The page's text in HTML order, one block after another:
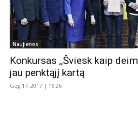
Naujienos
Konkursas ,,Šviesk kaip
jau penktąjį kartą
Geg 17, 2017 | 16:26